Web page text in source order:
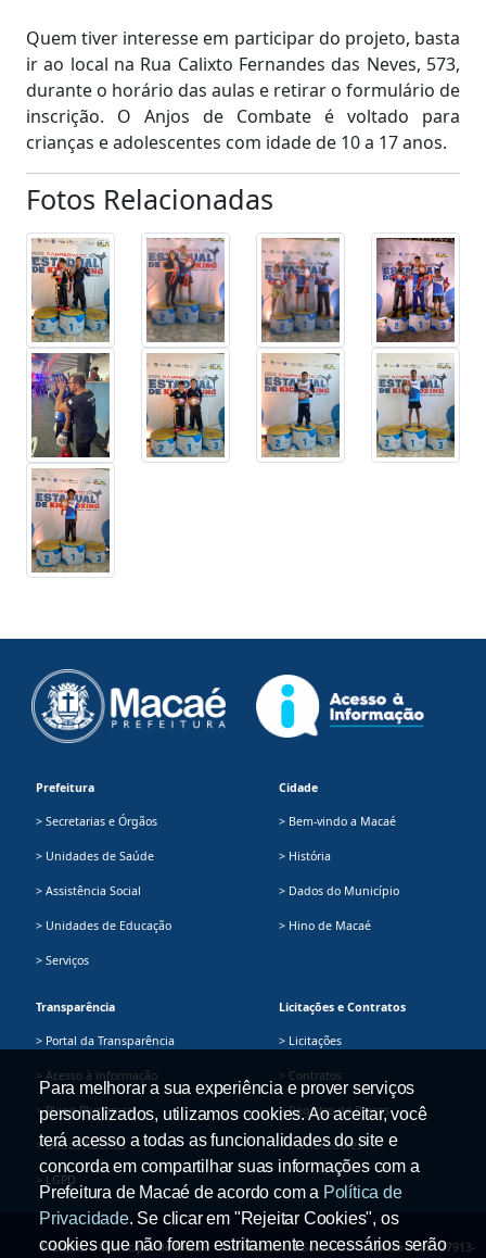
Quem tiver interesse em participar do projeto, basta
ir ao local na Rua Calixto Fernandes das Neves, 573,
durante o horário das aulas e retirar o formulário de
inscrição. O Anjos de Combate é voltado para
crianças e adolescentes com idade de 10 a 17 anos.
Fotos Relacionadas
Prefeitura
> Secretarias e Órgãos
> Unidades de Saúde
> Assistência Social
> Unidades de Educação
> Serviços
Cidade
> Bem-vindo a Macaé
> História
> Dados do Município
> Hino de Macaé
Transparência
> Portal da Transparência
> Acesso à informação
> Plano Plurianual
> Dados Abertos
> LGPD
Licitações e Contratos
> Licitações
> Contratos
> Registro de Preços
> Fornecedores
Prefeitura Municipal de Macaé - Av. Presidente Sodré, 534, Centro - CEP: 27913-
Para melhorar a sua experiência e prover serviços
personalizados, utilizamos cookies. Ao aceitar, você
terá acesso a todas as funcionalidades do site e
concorda em compartilhar suas informações com a
Prefeitura de Macaé de acordo com a Política de
Privacidade. Se clicar em "Rejeitar Cookies", os
cookies que não forem estritamente necessários serão